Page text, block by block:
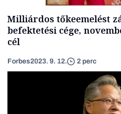
Milliárdos tőkeemelést
befektetési cége,
cél
Forbes2023. 9. 12. 2 perc